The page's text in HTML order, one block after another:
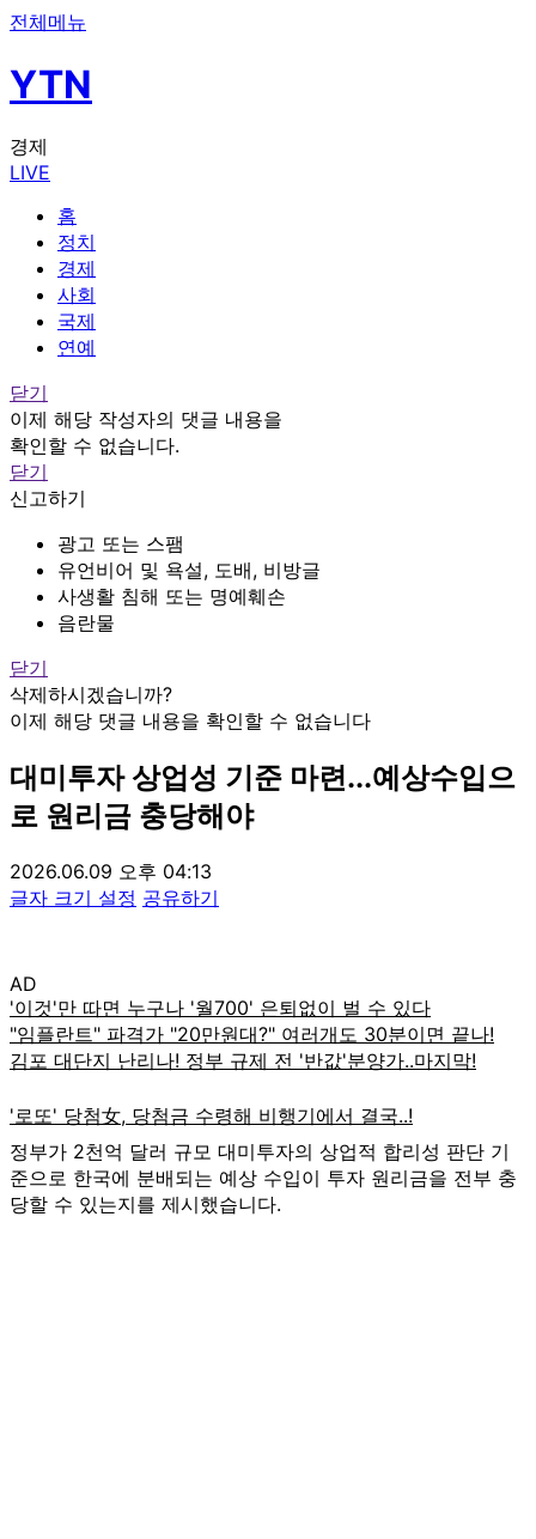
전체메뉴
YTN
경제
LIVE
홈
정치
경제
사회
국제
연예
닫기
이제 해당 작성자의 댓글 내용을
확인할 수 없습니다.
닫기
신고하기
광고 또는 스팸
유언비어 및 욕설, 도배, 비방글
사생활 침해 또는 명예훼손
음란물
닫기
삭제하시겠습니까?
이제 해당 댓글 내용을 확인할 수 없습니다
대미투자 상업성 기준 마련...예상수입으
로 원리금 충당해야
2026.06.09 오후 04:13
글자 크기 설정 공유하기
AD
정부가 2천억 달러 규모 대미투자의 상업적 합리성 판단 기
준으로 한국에 분배되는 예상 수입이 투자 원리금을 전부 충
당할 수 있는지를 제시했습니다.